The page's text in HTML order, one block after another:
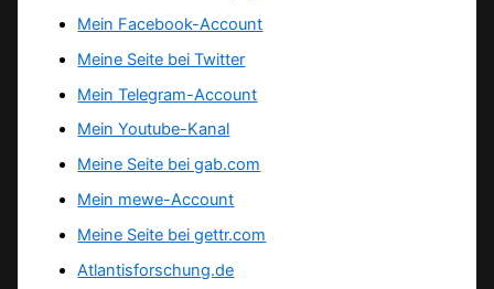
Mein Facebook-Account
Meine Seite bei Twitter
Mein Telegram-Account
Mein Youtube-Kanal
Meine Seite bei gab.com
Mein mewe-Account
Meine Seite bei gettr.com
Atlantisforschung.de